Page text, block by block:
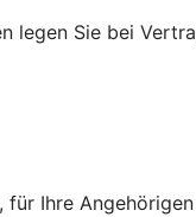
legen Sie bei
Ihre